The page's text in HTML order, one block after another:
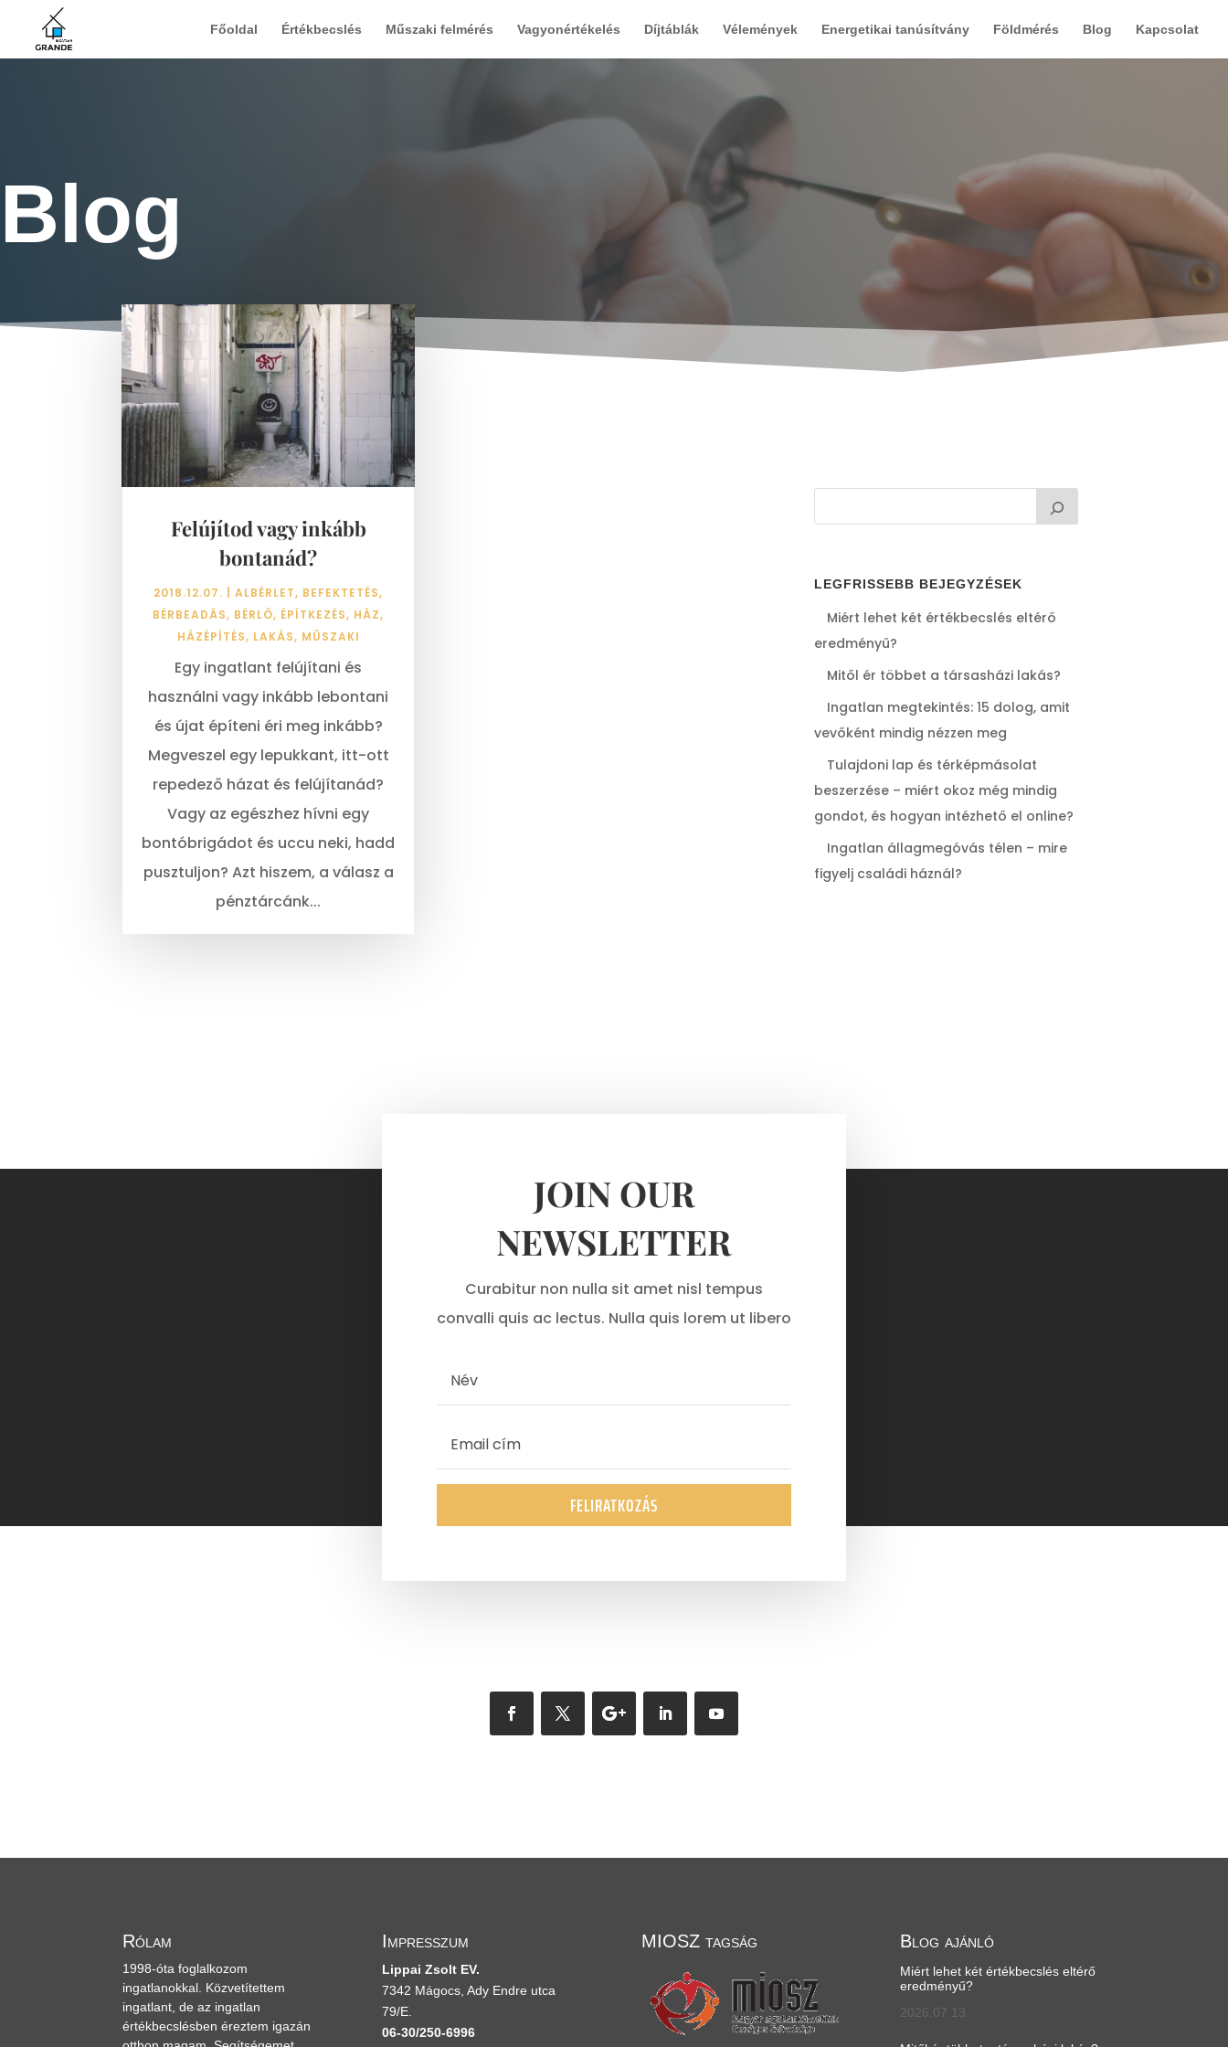
Főoldal Értékbecslés Műszaki felmérés Vagyonértékelés Díjtáblák Vélemények Energetikai tanúsítvány Földmérés Blog Kapcsolat
Blog
Felújítod vagy inkább
bontanád?
2018.12.07. |ALBÉRLET, BEFEKTETÉS,
BÉRBEADÁS, BÉRLŐ, ÉPÍTKEZÉS, HÁZ,
HÁZÉPÍTÉS, LAKÁS, MŰSZAKI
Egy ingatlant felújítani és
használni vagy inkább lebontani
és újat építeni éri meg inkább?
Megveszel egy lepukkant, itt-ott
repedező házat és felújítanád?
Vagy az egészhez hívni egy
bontóbrigádot és uccu neki, hadd
pusztuljon? Azt hiszem, a válasz a
pénztárcánk...
LEGFRISSEBB BEJEGYZÉSEK
Miért lehet két értékbecslés eltérő
eredményű?
Mitől ér többet a társasházi lakás?
Ingatlan megtekintés: 15 dolog, amit
vevőként mindig nézzen meg
Tulajdoni lap és térképmásolat
beszerzése – miért okoz még mindig
gondot, és hogyan intézhető el online?
Ingatlan állagmegóvás télen – mire
figyelj családi háznál?
JOIN OUR
NEWSLETTER
Curabitur non nulla sit amet nisl tempus
convalli quis ac lectus. Nulla quis lorem ut libero
FELIRATKOZÁS
Rólam
1998-óta foglalkozom
ingatlanokkal. Közvetítettem
ingatlant, de az ingatlan
értékbecslésben éreztem igazán
Impresszum
Lippai Zsolt EV.
7342 Mágocs, Ady Endre utca
79/E.
06-30/250-6996
MIOSZ tagság Blog ajánló
Miért lehet két értékbecslés eltérő
eredményű?
2026.07.13.